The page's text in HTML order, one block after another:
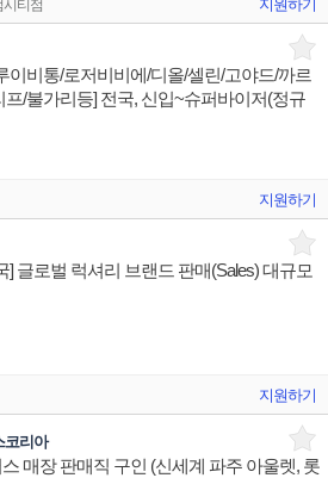
시티점 지원하기
이비통/로저비비에/디올/셀린/고야드/까르
프/불가리등] 전국, 신입~슈퍼바이저(정규
지원하기
] 글로벌 럭셔리 브랜드 판매(Sales) 대규모
지원하기
코리아
매장 판매직 구인 (신세계 파주 아울렛, 롯